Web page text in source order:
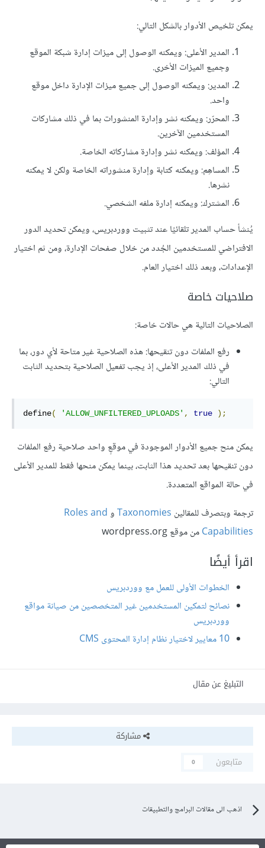
يمكن تلخيص الأدوار بالشكل التالي:
المدير الأعلى: ويمكنه الوصول إلى ميزات إدارة شبكة الموقع
وجميع الميزات الأخرى.
المدير: ويمكنه الوصول إلى جميع ميزات الإدارة داخل موقع
واحد.
المحرّر: ويمكنه نشر وإدارة المنشورات بما في ذلك مشاركات
المستخدمين الآخرين.
المؤلف: ويمكنه نشر وإدارة مشاركاته الخاصة.
المساهِم: ويمكنه كتابة وإدارة منشوراته الخاصة ولكن لا يمكنه
نشرها.
المشترك: ويمكنه إدارة ملفه الشخصي.
يُنشأ حساب المدير تلقائيًا عند تثبيت ووردبريس، ويمكن تحديد الدور
الافتراضي للمستخدمين الجُدد من خلال صفحات الإدارة، ومن ثم اختيار
الإعدادات، وبعد ذلك اختيار العام.
صلاحيات خاصة
الصلاحيات التالية هي حالات خاصة:
رفع الملفات دون تنقيحها: هذه الصلاحية غير متاحة لأي دور، بما
في ذلك المدير الأعلى، إذ يجب تفعيل الصلاحية بتحديد الثابت
التالي:
define( 'ALLOW_UNFILTERED_UPLOADS' , true );
يمكن منح جميع الأدوار الموجودة في موقعٍ واحد صلاحية رفع الملفات
دون تنقيحها بعد تحديد هذا الثابت، بينما يمكن منحها فقط للمدير الأعلى
في حالة المواقع المتعددة.
ترجمة وبتصرف للمقالين TaxonomiesوRoles and
Capabilitiesمن موقع wordpress.org
اقرأ أيضًا
الخطوات الأولى للعمل مع ووردبريس
نصائح لتمكين المستخدمين غير المتخصصين من صيانة مواقع
ووردبريس
10 معايير لاختيار نظام إدارة المحتوى CMS
التبليغ عن مقال
مشاركة
متابعون
0
اذهب الى مقالات البرامج والتطبيقات